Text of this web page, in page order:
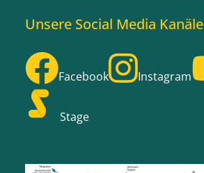
Unsere Social Media Kanäle
Facebook Instagram
Stage